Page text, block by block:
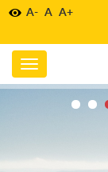
A- A A+
Toggle
navigation